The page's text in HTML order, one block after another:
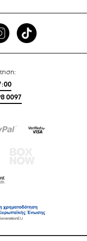
0097